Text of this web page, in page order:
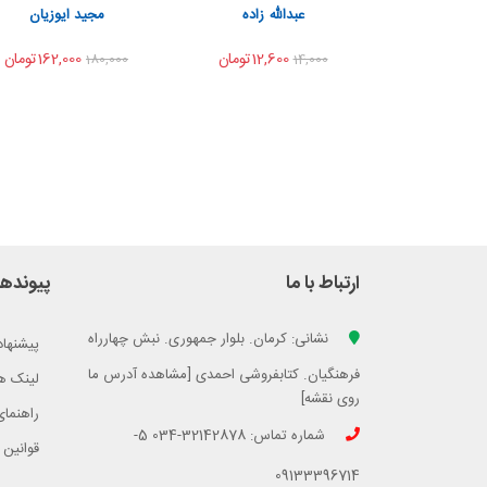
اشتراک گذاری
عبدالله زاده
14,00012,600تومان
اشتراک گذاری
مجید ایوزیان
180,000
ارتباط با ما
نشانی: کرمان. بلوار جمهوری. نبش چهارراه
فرهنگیان. کتابفروشی احمدی [مشاهده آدرس ما
روی نقشه]
شماره تماس: 32142878-034 5-
09133396714
لینک